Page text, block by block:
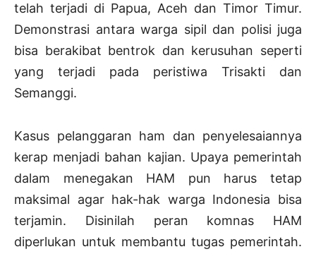
telah terjadi di Papua, Aceh dan Timor Timur.
Demonstrasi antara warga sipil dan polisi juga
bisa berakibat bentrok dan kerusuhan seperti
yang terjadi pada peristiwa Trisakti dan
Semanggi.
Kasus pelanggaran ham dan penyelesaiannya
kerap menjadi bahan kajian. Upaya pemerintah
dalam menegakan HAM pun harus tetap
maksimal agar hak-hak warga Indonesia bisa
terjamin. Disinilah peran komnas HAM
diperlukan untuk membantu tugas pemerintah.